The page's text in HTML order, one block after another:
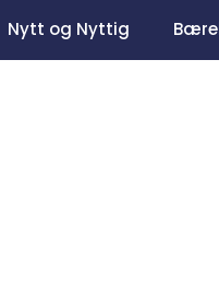
Om oss
Nytt og Nyttig